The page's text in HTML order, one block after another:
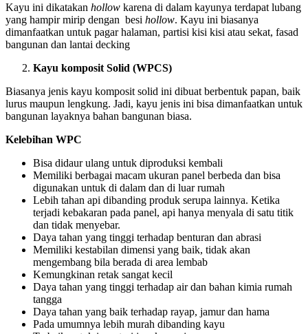
Kayu ini dikatakan hollow karena di dalam kayunya terdapat lubang
yang hampir mirip dengan besi hollow. Kayu ini biasanya
dimanfaatkan untuk pagar halaman, partisi kisi kisi atau sekat, fasad
bangunan dan lantai decking
Kayu komposit Solid (WPCS)
Biasanya jenis kayu komposit solid ini dibuat berbentuk papan, baik
lurus maupun lengkung. Jadi, kayu jenis ini bisa dimanfaatkan untuk
bangunan layaknya bahan bangunan biasa.
Kelebihan WPC
Bisa didaur ulang untuk diproduksi kembali
Memiliki berbagai macam ukuran panel berbeda dan bisa
digunakan untuk di dalam dan di luar rumah
Lebih tahan api dibanding produk serupa lainnya. Ketika
terjadi kebakaran pada panel, api hanya menyala di satu titik
dan tidak menyebar.
Daya tahan yang tinggi terhadap benturan dan abrasi
Memiliki kestabilan dimensi yang baik, tidak akan
mengembang bila berada di area lembab
Kemungkinan retak sangat kecil
Daya tahan yang tinggi terhadap air dan bahan kimia rumah
tangga
Daya tahan yang baik terhadap rayap, jamur dan hama
Pada umumnya lebih murah dibanding kayu